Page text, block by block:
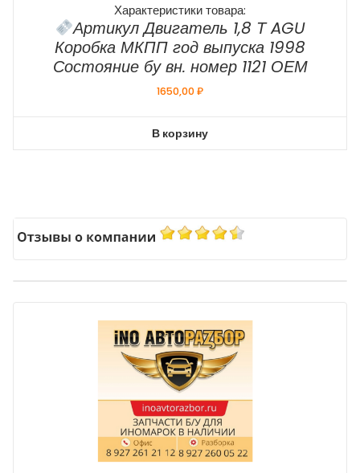
Характеристики товара:
Артикул Двигатель 1,8 Т AGU
Коробка МКПП год выпуска 1998
Состояние бу вн. номер 1121 ОЕМ
1650,00₽
В корзину